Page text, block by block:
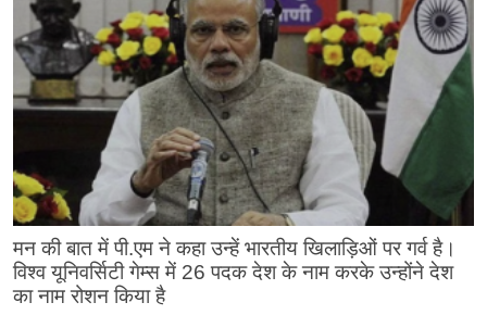
मन की बात में पी.एम ने कहा उन्हें भारतीय खिलाड़िओं पर गर्व है।
विश्व यूनिवर्सिटी गेम्स में 26 पदक देश के नाम करके उन्होंने देश
का नाम रोशन किया है